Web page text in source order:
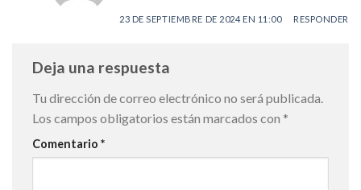
23 DE SEPTIEMBRE DE 2024 EN 11:00 RESPONDER
Deja una respuesta
Tu dirección de correo electrónico no será publicada.
Los campos obligatorios están marcados con *
Comentario *